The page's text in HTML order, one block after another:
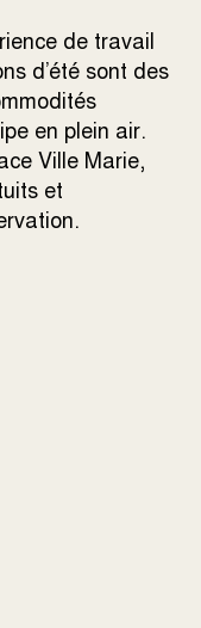
de travail
d’été sont des
en plein air.
Ville Marie,
et